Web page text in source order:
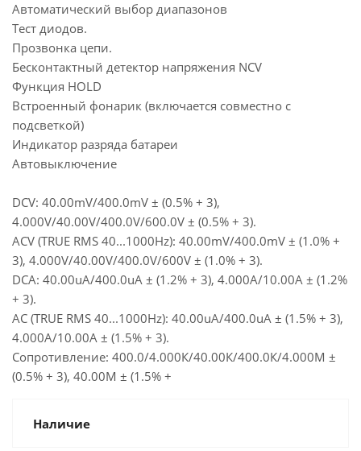
Автоматический выбор диапазонов
Тест диодов.
Прозвонка цепи.
Бесконтактный детектор напряжения NCV
Функция HOLD
Встроенный фонарик (включается совместно с
подсветкой)
Индикатор разряда батареи
Автовыключение
DCV: 40.00mV/400.0mV ± (0.5% + 3),
4.000V/40.00V/400.0V/600.0V ± (0.5% + 3).
ACV (TRUE RMS 40...1000Hz): 40.00mV/400.0mV ± (1.0% +
3), 4.000V/40.00V/400.0V/600V ± (1.0% + 3).
DCA: 40.00uA/400.0uA ± (1.2% + 3), 4.000A/10.00A ± (1.2%
+ 3).
AC (TRUE RMS 40...1000Hz): 40.00uA/400.0uA ± (1.5% + 3),
4.000A/10.00A ± (1.5% + 3).
Сопротивление: 400.0/4.000К/40.00К/400.0К/4.000M ±
(0.5% + 3), 40.00М ± (1.5% +
Наличие